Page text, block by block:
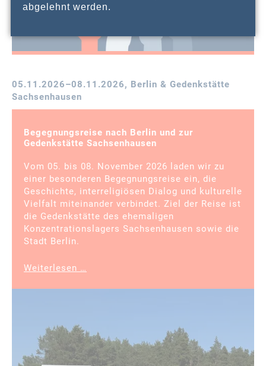
05.11.2026–08.11.2026, Berlin & Gedenkstätte
Sachsenhausen
Begegnungsreise nach Berlin und zur
Gedenkstätte Sachsenhausen
Vom 05. bis 08. November 2026 laden wir zu
einer besonderen Begegnungsreise ein, die
Geschichte, interreligiösen Dialog und kulturelle
Vielfalt miteinander verbindet. Ziel der Reise ist
die Gedenkstätte des ehemaligen
Konzentrationslagers Sachsenhausen sowie die
Stadt Berlin.
Weiterlesen …
Berlin
Gedenkstätte
Sachsenhausen
abgelehnt werden.